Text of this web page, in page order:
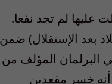
عليها لم تجد نفعا.
بعد الإستقلال) ضمن
رقم 13 في تاريخ البلاد بفوزه بـ 133 مقعدا في البرلمان المؤلف من
السابق على 135 مقعدا ( أي أنه خسر مقعدين